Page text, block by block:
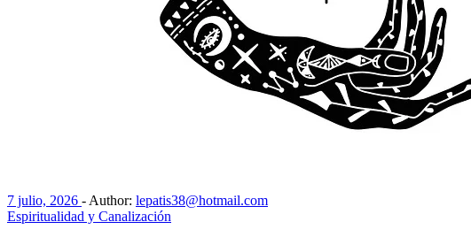
7 julio, 2026 - Author: lepatis38@hotmail.com
Espiritualidad y Canalización